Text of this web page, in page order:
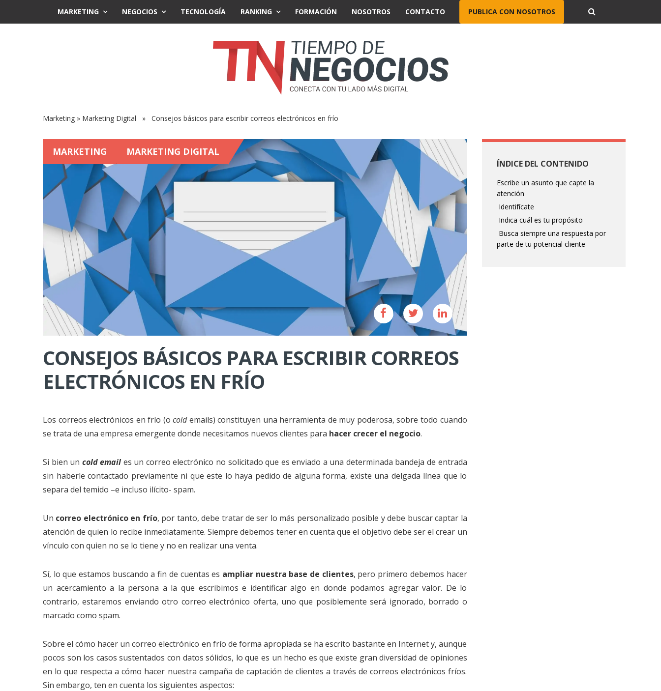
MARKETING NEGOCIOS TECNOLOGÍA RANKING FORMACIÓN NOSOTROS CONTACTO PUBLICA CON NOSOTROS
Marketing » Marketing Digital » Consejos básicos para escribir correos electrónicos en frío
MARKETING MARKETING DIGITAL
CONSEJOS BÁSICOS PARA ESCRIBIR CORREOS
ELECTRÓNICOS EN FRÍO
Los correos electrónicos en frío (ocoldemails) constituyen una herramienta de muy poderosa, sobre todo cuando
se trata de una empresa emergente donde necesitamos nuevos clientes para hacer crecer el negocio.
Si bien un cold email es un correo electrónico no solicitado que es enviado a una determinada bandeja de entrada
sin haberle contactado previamente ni que este lo haya pedido de alguna forma, existe una delgada línea que lo
separa del temido –e incluso ilícito- spam.
Un correo electrónico en frío, por tanto, debe tratar de ser lo más personalizado posible y debe buscar captar la
atención de quien lo recibe inmediatamente. Siempre debemos tener en cuenta que el objetivo debe ser el crear un
vínculo con quien no se lo tiene y no en realizar una venta.
Sí, lo que estamos buscando a fin de cuentas es ampliar nuestra base de clientes, pero primero debemos hacer
un acercamiento a la persona a la que escribimos e identificar algo en donde podamos agregar valor. De lo
contrario, estaremos enviando otro correo electrónico oferta, uno que posiblemente será ignorado, borrado o
marcado como spam.
Sobre el cómo hacer un correo electrónico en frío de forma apropiada se ha escrito bastante en Internet y, aunque
pocos son los casos sustentados con datos sólidos, lo que es un hecho es que existe gran diversidad de opiniones
en lo que respecta a cómo hacer nuestra campaña de captación de clientes a través de correos electrónicos fríos.
Sin embargo, ten en cuenta los siguientes aspectos:
ÍNDICE DEL CONTENIDO
Escribe un asunto que capte la
atención
Identifícate
Indica cuál es tu propósito
Busca siempre una respuesta por
parte de tu potencial cliente